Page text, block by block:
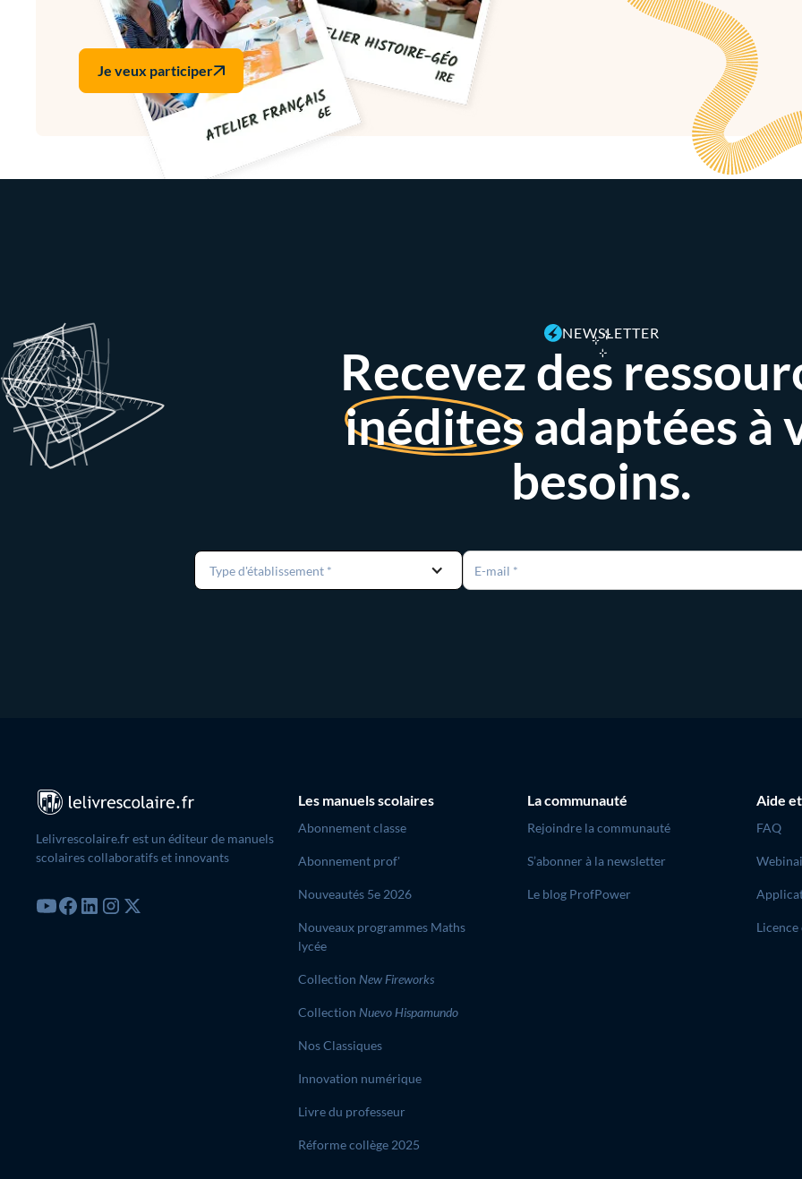
Je veux participer
NEWSLETTER
Recevez des
inéditesadaptées à
besoins.
Type d'établissement *
Lelivrescolaire.fr est un éditeur de manuels
scolaires collaboratifs et innovants
Les manuels scolaires
Abonnement classe
Abonnement prof'
Nouveautés 5e 2026
Nouveaux programmes Maths
lycée
Collection New Fireworks
Collection Nuevo Hispamundo
Nos Classiques
Innovation numérique
Livre du professeur
Réforme collège 2025
La communauté
Rejoindre la communauté
S’abonner à la newsletter
Le blog ProfPower
Aide
FAQ